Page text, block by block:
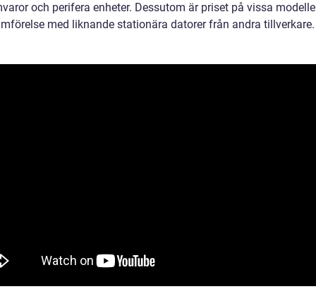
och perifera enheter. Dessutom är priset på vissa
med liknande stationära datorer från andra tillverkare.